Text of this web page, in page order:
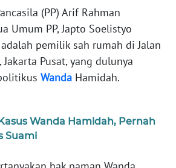
(PP) Arif Rahman
Umum PP, Japto Soelistyo
pemilik sah rumah di Jalan
, Jakarta Pusat, yang dulunya
Wanda Hamidah.
Wanda Hamidah, Pernah
Suami